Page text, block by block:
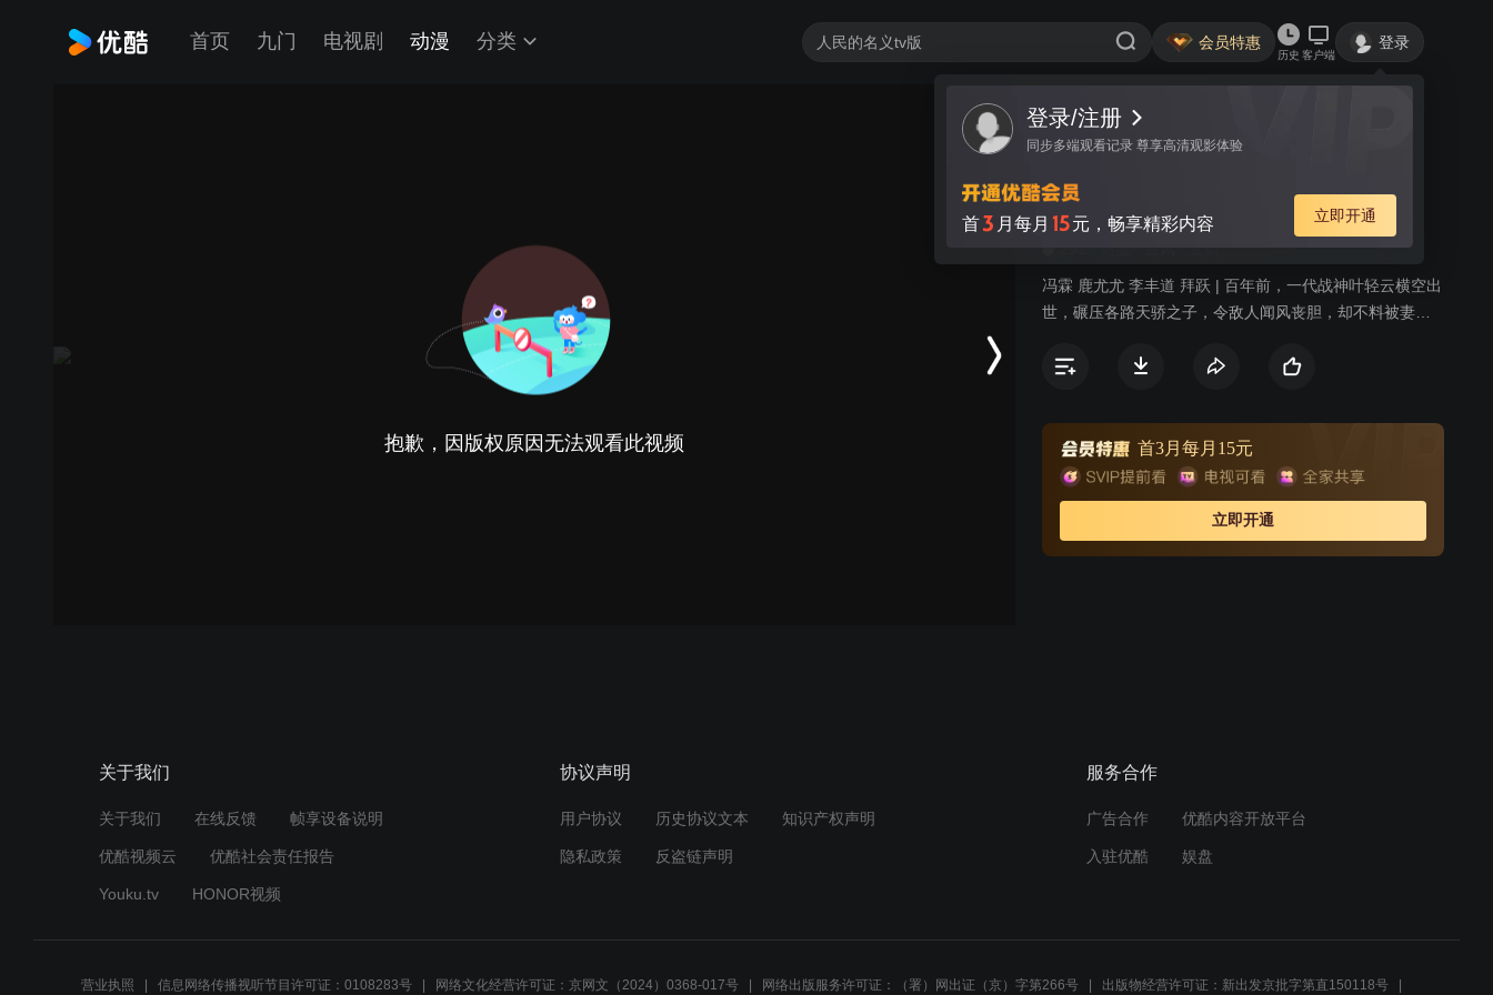
首页 九门 电视剧 动漫 分类 会员特惠
历史 客户端
登录
登录/注册
同步多端观看记录 尊享高清观影体验
首3 月每月 15元，畅享精彩内容 立即开通
抱歉，因版权原因无法观看此视频
视频 讨论
逆天战神 第二季
玄幻
冯霖 鹿尤尤 李丰道 拜跃 | 百年前，一代战神叶轻云横空出
世，碾压各路天骄之子，令敌人闻风丧胆，却不料被妻子
入黄金时代，妖孽人物疯狂涌现！叶轻云成为了八荒大陆
首3月每月15元
立即开通
关于我们
关于我们 在线反馈 帧享设备说明
优酷视频云 优酷社会责任报告
Youku.tv HONOR视频
协议声明
用户协议 历史协议文本 知识产权声明
隐私政策 反盗链声明
服务合作
广告合作 优酷内容开放平台
入驻优酷 娱盘
营业执照 信息网络传播视听节目许可证：0108283号 网络文化经营许可证：京网文（2024）0368-017号 网络出版服务许可证：（署）网出证（京）字第266号 出版物经营许可证：新出发京批字第直150118号